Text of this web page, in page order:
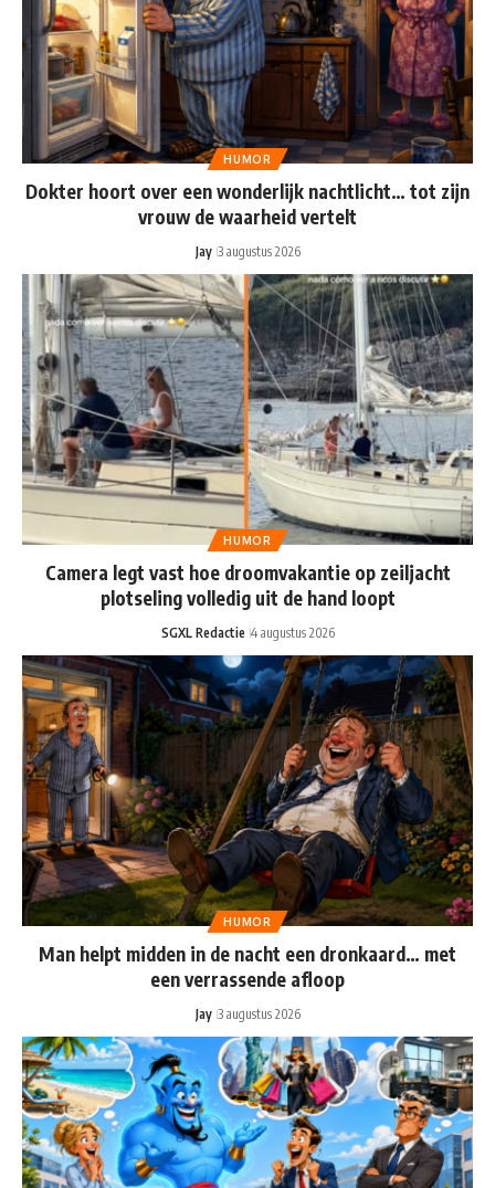
HUMOR
Dokter hoort over een wonderlijk nachtlicht… tot zijn
vrouw de waarheid vertelt
Jay 3 augustus 2026
HUMOR
Camera legt vast hoe droomvakantie op zeiljacht
plotseling volledig uit de hand loopt
SGXL Redactie 4 augustus 2026
HUMOR
Man helpt midden in de nacht een dronkaard… met
een verrassende afloop
Jay 3 augustus 2026